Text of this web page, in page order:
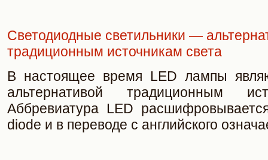
Светодиодные светильники —
традиционным источникам света
В настоящее время LED лампы
альтернативой традиционным
Аббревиатура LED
diode и в переводе с английского